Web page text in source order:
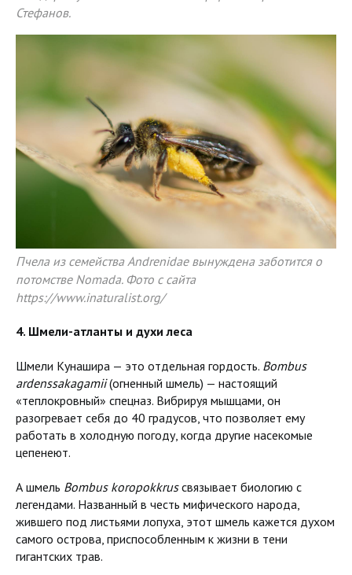
Стефанов.
Пчела из семейства Andrenidae вынуждена заботится о
потомстве Nomada. Фото с сайта
https://www.inaturalist.org/
4. Шмели-атланты и духи леса
Шмели Кунашира — это отдельная гордость. Bombus
ardenssakagamii(огненный шмель) — настоящий
«теплокровный» спецназ. Вибрируя мышцами, он
разогревает себя до 40 градусов, что позволяет ему
работать в холодную погоду, когда другие насекомые
цепенеют.
А шмель Bombus koropokkrusсвязывает биологию с
легендами. Названный в честь мифического народа,
жившего под листьями лопуха, этот шмель кажется духом
самого острова, приспособленным к жизни в тени
гигантских трав.